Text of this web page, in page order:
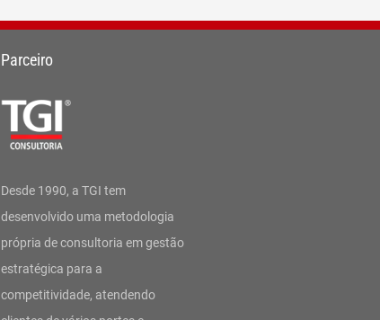
Parceiro
Desde 1990, a TGI tem
desenvolvido uma metodologia
própria de consultoria em gestão
estratégica para a
competitividade, atendendo